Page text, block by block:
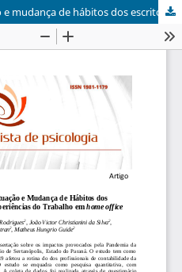
Pandemia Covid 19: A atuação e mudança de hábitos dos escritórios contábeis e as Experiências do trabalho em home office / Pandemic Covid 19: The Performance and Change of Habits of Accounting Offices and the Experiences of home office work